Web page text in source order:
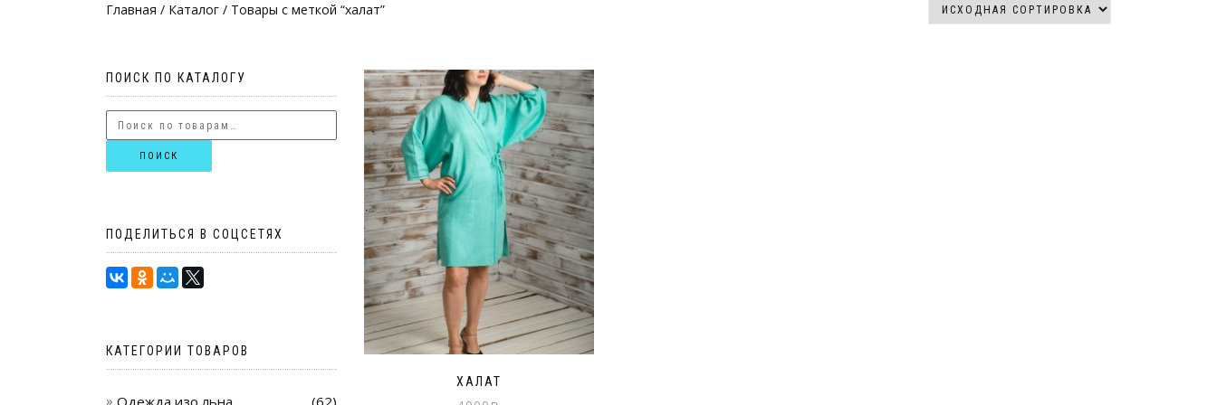
Главная / Каталог / Товары с меткой “халат”
ХАЛАТ
ПОИСК ПО КАТАЛОГУ
ПОИСК
ПОДЕЛИТЬСЯ В СОЦСЕТЯХ
КАТЕГОРИИ ТОВАРОВ
Одежда изо льна (62)